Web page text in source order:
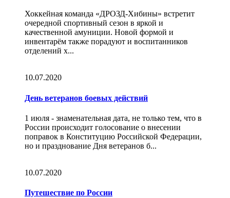
Хоккейная команда «ДРОЗД-Хибины» встретит
очередной спортивный сезон в яркой и
качественной амуниции. Новой формой и
инвентарём также порадуют и воспитанников
отделений х...
10.07.2020
День ветеранов боевых действий
1 июля - знаменательная дата, не только тем, что в
России происходит голосование о внесении
поправок в Конституцию Российской Федерации,
но и празднование Дня ветеранов б...
10.07.2020
Путешествие по России